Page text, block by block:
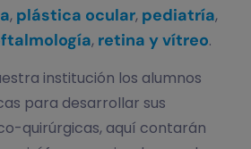
, plástica ocular, pediatría,
, retina y vítreo.
institución los alumnos
para desarrollar sus
quirúrgicas, aquí contarán